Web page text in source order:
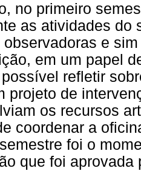
no primeiro
as atividades do
observadoras e
em um papel
refletir
projeto de
os recursos
coordenar a
foi o
que foi aprovada